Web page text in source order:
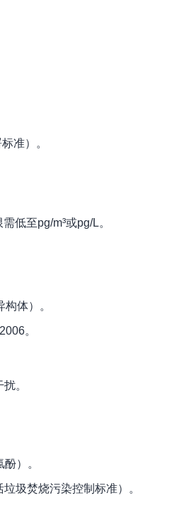
准）。
低至pg/m³或pg/L。
体）。
。
。
）。
圾焚烧污染控制标准）。